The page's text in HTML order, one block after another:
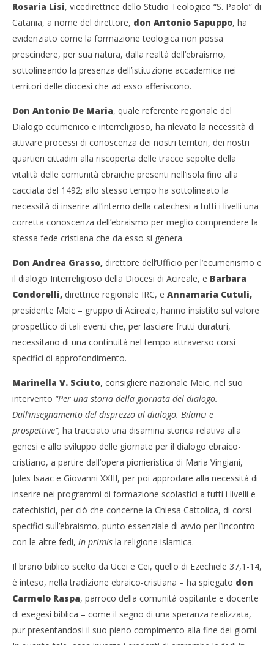
Rosaria Lisi, vicedirettrice dello Studio Teologico “S. Paolo” di
Catania, a nome del direttore, don Antonio Sapuppo, ha
evidenziato come la formazione teologica non possa
prescindere, per sua natura, dalla realtà dell’ebraismo,
sottolineando la presenza dell’istituzione accademica nei
territori delle diocesi che ad esso afferiscono.
Don Antonio De Maria, quale referente regionale del
Dialogo ecumenico e interreligioso, ha rilevato la necessità di
attivare processi di conoscenza dei nostri territori, dei nostri
quartieri cittadini alla riscoperta delle tracce sepolte della
vitalità delle comunità ebraiche presenti nell’isola fino alla
cacciata del 1492; allo stesso tempo ha sottolineato la
necessità di inserire all’interno della catechesi a tutti i livelli una
corretta conoscenza dell’ebraismo per meglio comprendere la
stessa fede cristiana che da esso si genera.
Don Andrea Grasso, direttore dell’Ufficio per l’ecumenismo e
il dialogo Interreligioso della Diocesi di Acireale, e Barbara
Condorelli, direttrice regionale IRC, e Annamaria Cutuli,
presidente Meic – gruppo di Acireale, hanno insistito sul valore
prospettico di tali eventi che, per lasciare frutti duraturi,
necessitano di una continuità nel tempo attraverso corsi
specifici di approfondimento.
Marinella V. Sciuto, consigliere nazionale Meic, nel suo
intervento “Per una storia della giornata del dialogo.
Dall’insegnamento del disprezzo al dialogo. Bilanci e
prospettive”, ha tracciato una disamina storica relativa alla
genesi e allo sviluppo delle giornate per il dialogo ebraico-
cristiano, a partire dall’opera pionieristica di Maria Vingiani,
Jules Isaac e Giovanni XXIII, per poi approdare alla necessità di
inserire nei programmi di formazione scolastici a tutti i livelli e
catechistici, per ciò che concerne la Chiesa Cattolica, di corsi
specifici sull’ebraismo, punto essenziale di avvio per l’incontro
con le altre fedi, in primis la religione islamica.
Il brano biblico scelto da Ucei e Cei, quello di Ezechiele 37,1-14,
è inteso, nella tradizione ebraico-cristiana – ha spiegato don
Carmelo Raspa, parroco della comunità ospitante e docente
di esegesi biblica – come il segno di una speranza realizzata,
pur presentandosi il suo pieno compimento alla fine dei giorni.